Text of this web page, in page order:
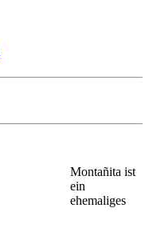
Montañita ist
ein
ehemaliges